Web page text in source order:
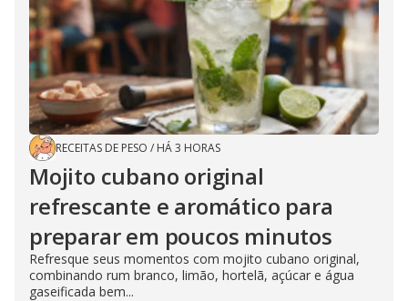
RECEITAS DE PESO / HÁ 3 HORAS
Mojito cubano original
refrescante e aromático para
preparar em poucos minutos
Refresque seus momentos com mojito cubano original,
combinando rum branco, limão, hortelã, açúcar e água
gaseificada bem...